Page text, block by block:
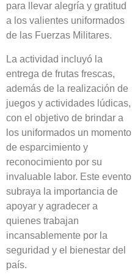
para llevar alegría y gratitud
a los valientes uniformados
de las Fuerzas Militares.
La actividad incluyó la
entrega de frutas frescas,
además de la realización de
juegos y actividades lúdicas,
con el objetivo de brindar a
los uniformados un momento
de esparcimiento y
reconocimiento por su
invaluable labor. Este evento
subraya la importancia de
apoyar y agradecer a
quienes trabajan
incansablemente por la
seguridad y el bienestar del
país.